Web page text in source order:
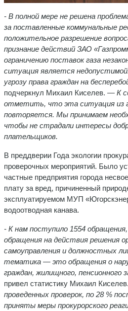
- В полной мере не решена
за поставленные коммунальные
положительное разрешение
признание действий ЗАО
ограничению поставок газа
ситуация является
угрозу права граждан на
подчеркнул Михаил Киселев. — К
отметить, что эта ситуация из
повторяется. Мы принимаем
чтобы не страдали интересы
плательщиков.
В преддверии Года экологии
проверочных мероприятий. Было
частные предприятия города
плату за вред, причиненный
эксплуатируемом МУП
водоотводная канава.
- К нам поступило 1554
обращения на действия решения
самоуправления и должностных
тематика — это обращения о
граждан, жилищного, пенсионного
привел статистику Михаил
проведенных проверок, по 28 %
приняты меры прокурорского